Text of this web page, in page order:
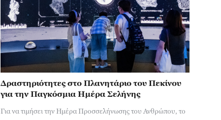
Δραστηριότητες στο Πλανητάριο του Πεκίνου
για την Παγκόσμια Ημέρα Σελήνης
Για να τιμήσει την Ημέρα Προσσελήνωσης του Ανθρώπου, το